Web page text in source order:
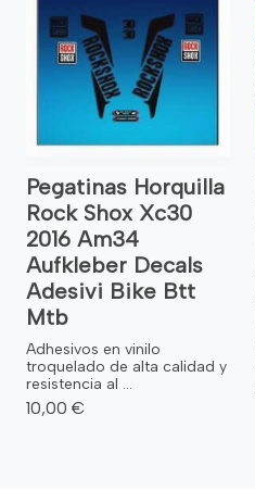
Pegatinas Horquilla
Rock Shox Xc30
2016 Am34
Aufkleber Decals
Adesivi Bike Btt
Mtb
Adhesivos en vinilo
troquelado de alta calidad y
resistencia al ...
10,00 €